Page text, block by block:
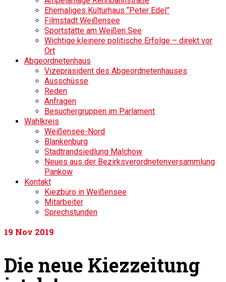
Ehemaliges Kulturhaus “Peter Edel”
Filmstadt Weißensee
Sportstätte am Weißen See
Wichtige kleinere politische Erfolge – direkt vor
Ort
Abgeordnetenhaus
Vizepräsident des Abgeordnetenhauses
Ausschüsse
Reden
Anfragen
Besuchergruppen im Parlament
Wahlkreis
Weißensee-Nord
Blankenburg
Stadtrandsiedlung Malchow
Neues aus der Bezirksverordnetenversammlung
Pankow
Kontakt
Kiezbüro in Weißensee
Mitarbeiter
Sprechstunden
19 Nov 2019
Die neue Kiezzeitung